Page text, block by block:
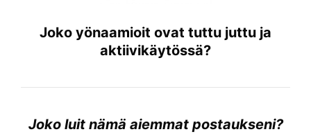
Joko yönaamioit ovat tuttu juttu ja
aktiivikäytössä?
Joko luit nämä aiemmat postaukseni?